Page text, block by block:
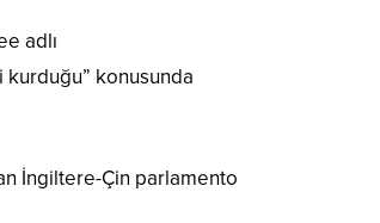
adlı
kurduğu” konusunda
İngiltere-Çin parlamento